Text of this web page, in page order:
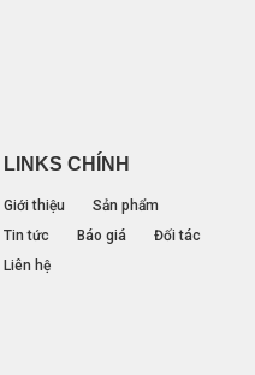
LINKS CHÍNH
Giới thiệu
Sản phẩm
Tin tức
Báo giá
Đối tác
Liên hệ